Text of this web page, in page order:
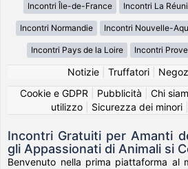
Incontri Île-de-France Incontri La
Incontri Normandie Incontri Nouvelle-
Incontri Pays de la Loire Incontri
Notizie| Truffatori|
Cookie e GDPR
Pubblicità Chi
utilizzo| Sicurezza dei minori|
Incontri Gratuiti per Amanti
gli Appassionati di Animali si
Benvenuto nella prima piattaforma al